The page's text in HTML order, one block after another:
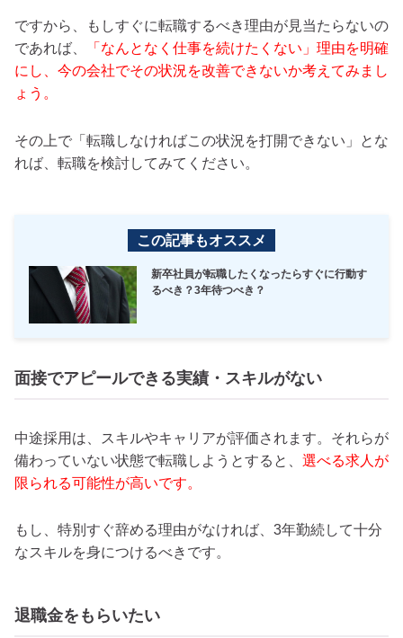
ですから、もしすぐに転職するべき理由が見当たらないの
であれば、
「なんとなく仕事を続けたくない」理由を明確
にし、今の会社でその状況を改善できないか考えてみまし
ょう。
その上で「転職しなければこの状況を打開できない」とな
れば、転職を検討してみてください。
この記事もオススメ
新卒社員が転職したくなったらすぐに行動す
るべき？3年待つべき？
面接でアピールできる実績・スキルがない
中途採用は、スキルやキャリアが評価されます。それらが
備わっていない状態で転職しようとすると、 選べる求人が
限られる可能性が高いです。
もし、特別すぐ辞める理由がなければ、3年勤続して十分
なスキルを身につけるべきです。
退職金をもらいたい